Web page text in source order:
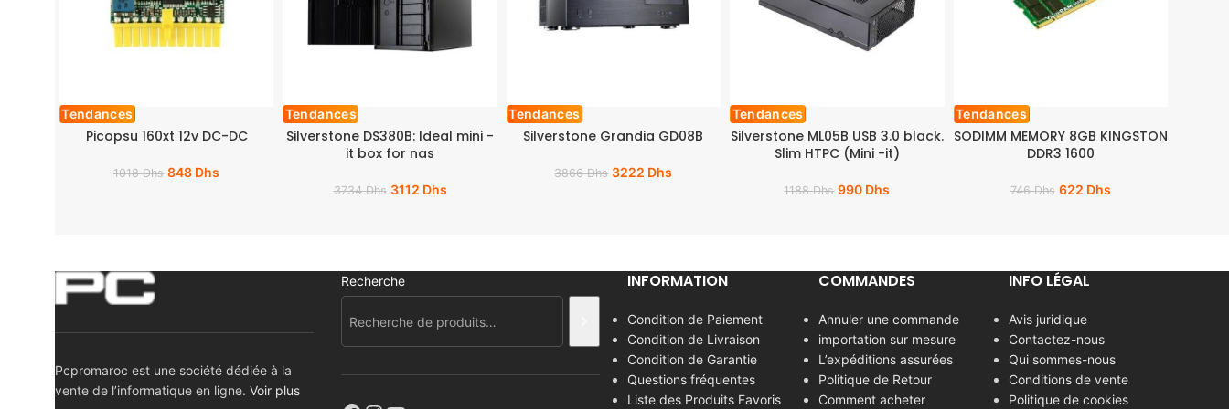
Tendances
Picopsu 160xt 12v DC-DC
1018Dhs 848 Dhs
Tendances
Silverstone DS380B: Ideal mini -
it box for nas
3734Dhs 3112 Dhs
Tendances
Silverstone Grandia GD08B
3866Dhs 3222 Dhs
Tendances
Silverstone ML05B USB 3.0 black.
Slim HTPC (Mini -it)
1188Dhs 990 Dhs
Tendances
SODIMM MEMORY 8GB KINGSTON
DDR3 1600
746Dhs 622 Dhs
Pcpromaroc est une société dédiée à la
vente de l’informatique en ligne. Voir plus
Recherche INFORMATION
Condition de Paiement
Condition de Livraison
Condition de Garantie
Questions fréquentes
Liste des Produits Favoris
COMMANDES
Annuler une commande
importation sur mesure
L’expéditions assurées
Politique de Retour
Comment acheter
INFO LÉGAL
Avis juridique
Contactez-nous
Qui sommes-nous
Conditions de vente
Politique de cookies